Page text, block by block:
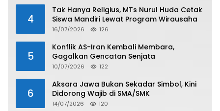
4
Tak Hanya Religius, MTs Nurul Huda Cetak
Siswa Mandiri Lewat Program Wirausaha
16/07/2026 126
5
Konflik AS-Iran Kembali Membara,
Gagalkan Gencatan Senjata
10/07/2026 122
6
Aksara Jawa Bukan Sekadar Simbol, Kini
Didorong Wajib di SMA/SMK
14/07/2026 120